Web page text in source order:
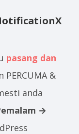
pasang dan
PERCUMA &
anda
→